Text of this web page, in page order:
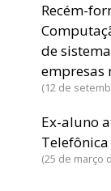
Recém-
de
empresas
12 de
Ex-aluno
25 de março